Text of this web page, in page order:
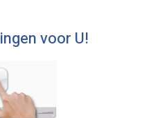
voor U!